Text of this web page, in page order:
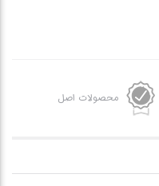
محصولات اصل